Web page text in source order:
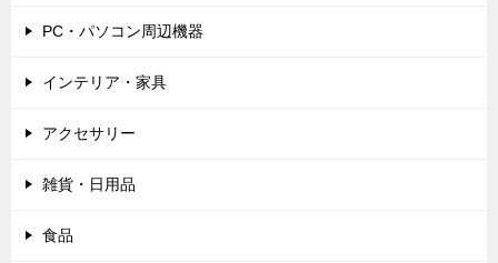
PC・パソコン周辺機器
インテリア・家具
アクセサリー
雑貨・日用品
食品